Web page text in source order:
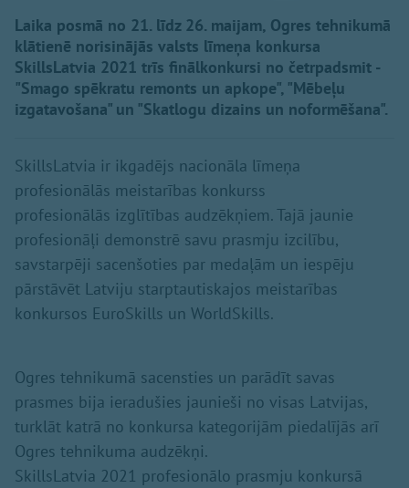
Laika posmā no 21. līdz 26. maijam, Ogres tehnikumā
klātienē norisinājās valsts līmeņa konkursa
SkillsLatvia 2021 trīs finālkonkursi no četrpadsmit -
"Smago spēkratu remonts un apkope", "Mēbeļu
izgatavošana" un "Skatlogu dizains un noformēšana".
SkillsLatvia ir ikgadējs nacionāla līmeņa
profesionālās meistarības konkurss
profesionālās izglītības audzēkņiem. Tajā jaunie
profesionāļi demonstrē savu prasmju izcilību,
savstarpēji sacenšoties par medaļām un iespēju
pārstāvēt Latviju starptautiskajos meistarības
konkursos EuroSkills un WorldSkills.
Ogres tehnikumā sacensties un parādīt savas
prasmes bija ieradušies jaunieši no visas Latvijas,
turklāt katrā no konkursa kategorijām piedalījās arī
Ogres tehnikuma audzēkņi.
SkillsLatvia 2021 profesionālo prasmju konkursā